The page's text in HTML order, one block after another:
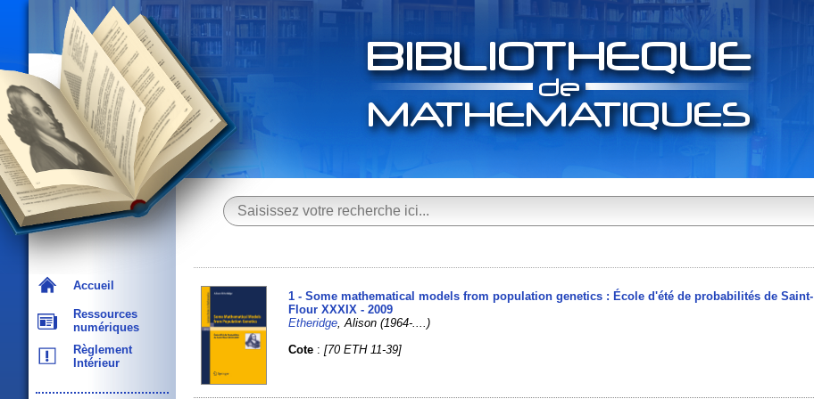
Accueil
Ressources
numériques
Règlement
Intérieur
1 - Some mathematical models from population genetics : École d'été de probabilités de Saint-
Flour XXXIX - 2009
Etheridge , Alison (1964-....)
Cote :[70 ETH 11-39]